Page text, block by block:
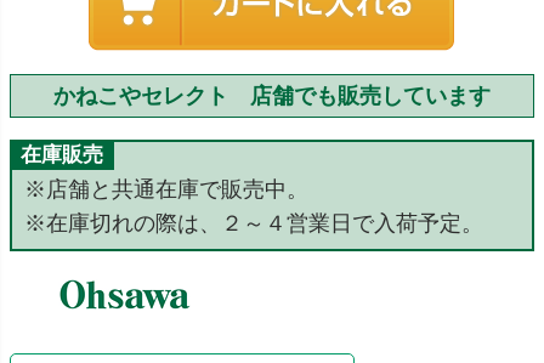
かねこやセレクト 店舗でも販売しています
在庫販売
※店舗と共通在庫で販売中。
※在庫切れの際は、２～４営業日で入荷予定。